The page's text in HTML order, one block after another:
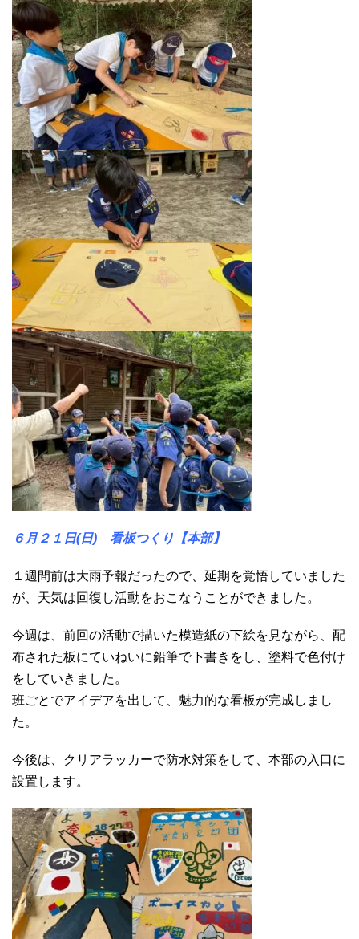
６月２１日(日) 看板つくり【本部】
１週間前は大雨予報だったので、延期を覚悟していました
が、天気は回復し活動をおこなうことができました。
今週は、前回の活動で描いた模造紙の下絵を見ながら、配
布された板にていねいに鉛筆で下書きをし、塗料で色付け
をしていきました。
班ごとでアイデアを出して、魅力的な看板が完成しまし
た。
今後は、クリアラッカーで防水対策をして、本部の入口に
設置します。